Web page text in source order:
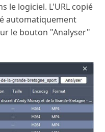
le logiciel. L'URL copié
automatiquement
le bouton "Analyser"